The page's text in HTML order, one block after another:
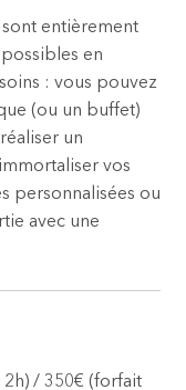
sont entièrement
en
: vous pouvez
(ou un buffet)
un
vos
personnalisées ou
avec une
2h) / 350€ (forfait